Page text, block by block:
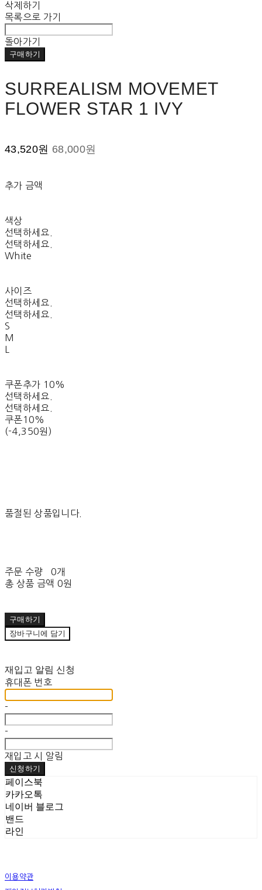
삭제하기
목록으로 가기
돌아가기
구매하기
SURREALISM MOVEMET
FLOWER STAR 1 IVY
43,520원 68,000원
추가 금액
색상
선택하세요.
선택하세요.
White
사이즈
선택하세요.
선택하세요.
S
M
쿠폰추가 10%
선택하세요.
선택하세요.
쿠폰10%
(-4,350원)
품절된 상품입니다.
주문 수량
0개
총 상품 금액 0원
구매하기
장바구니에 담기
재입고 알림 신청
휴대폰 번호
-
-
재입고 시 알림
신청하기
페이스북
카카오톡
네이버 블로그
밴드
라인
이용약관